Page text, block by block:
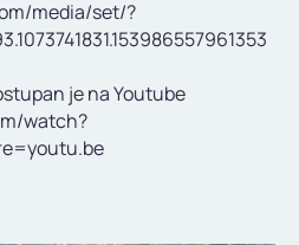
media/set/?
je na Youtube
watch?